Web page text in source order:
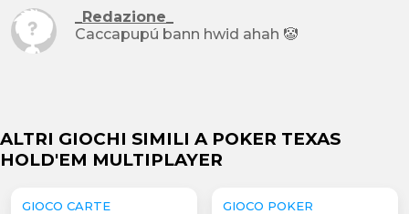
_Redazione_
Caccapupú bann hwid ahah 🤡
ALTRI GIOCHI SIMILI A POKER TEXAS
HOLD'EM MULTIPLAYER
GIOCO CARTE GIOCO POKER